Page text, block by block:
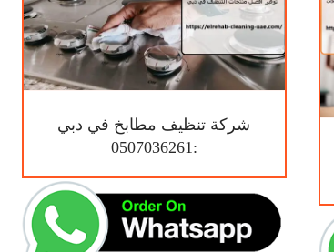
شركة تنظيف مطابخ في دبي
:0507036261